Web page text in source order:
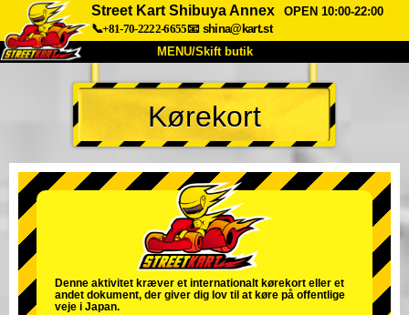
Street Kart Shibuya Annex
OPEN 10:00-22:00
📞+81-70-2222-6655📧 shina@kart.st
MENU/Skift butik
TOP
Om Specifikationer Pris
Virksomhed Booking
Skift butik
Tokyo Shinagawa
Tokyo Akihabara#2
Tokyo Shibuya Annex Tokyo Bay
Kørekort
Denne aktivitet kræver et internationalt kørekort eller et
andet dokument, der giver dig lov til at køre på offentlige
veje i Japan.